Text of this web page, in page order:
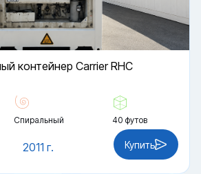
контейнер Carrier RHC
Спиральный 40 футов
2011 г. Купить